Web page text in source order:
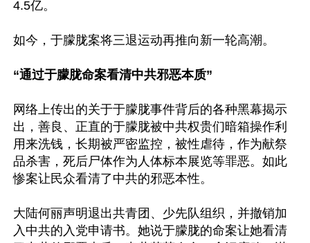
4.5亿。
如今，于朦胧案将三退运动再推向新一轮高潮。
“通过于朦胧命案看清中共邪恶本质”
网络上传出的关于于朦胧事件背后的各种黑幕揭示
出，善良、正直的于朦胧被中共权贵们暗箱操作利
用来洗钱，长期被严密监控，被性虐待，作为献祭
品杀害，死后尸体作为人体标本展览等罪恶。如此
惨案让民众看清了中共的邪恶本性。
大陆何丽声明退出共青团、少先队组织，并撤销加
入中共的入党申请书。她说于朦胧的命案让她看清